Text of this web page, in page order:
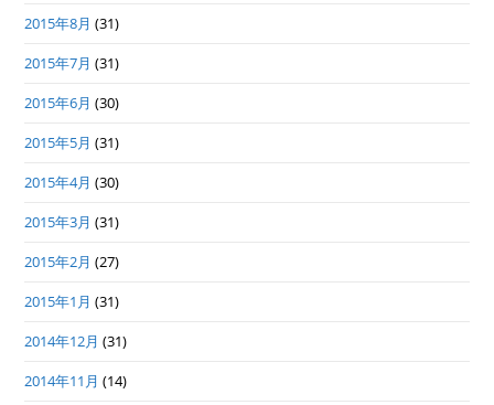
2015年8月 (31)
2015年7月 (31)
2015年6月 (30)
2015年5月 (31)
2015年4月 (30)
2015年3月 (31)
2015年2月 (27)
2015年1月 (31)
2014年12月 (31)
2014年11月 (14)